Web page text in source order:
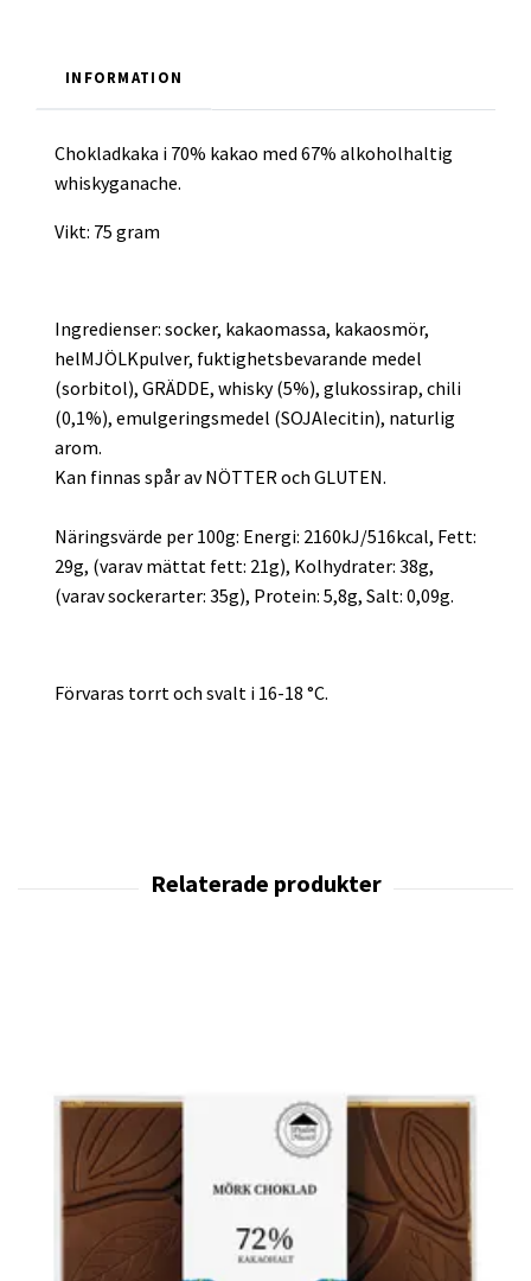
INFORMATION
Chokladkaka i 70% kakao med 67% alkoholhaltig
whiskyganache.
Vikt: 75 gram
Ingredienser: socker, kakaomassa, kakaosmör,
helMJÖLKpulver, fuktighetsbevarande medel
(sorbitol), GRÄDDE, whisky (5%), glukossirap, chili
(0,1%), emulgeringsmedel (SOJAlecitin), naturlig
arom.
Kan finnas spår av NÖTTER och GLUTEN.
Näringsvärde per 100g: Energi: 2160kJ/516kcal, Fett:
29g, (varav mättat fett: 21g), Kolhydrater: 38g,
(varav sockerarter: 35g), Protein: 5,8g, Salt: 0,09g.
Förvaras torrt och svalt i 16-18 °C.